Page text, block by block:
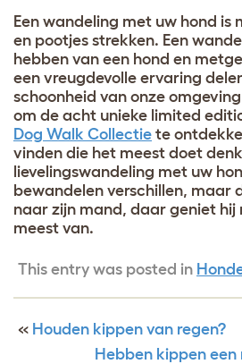
Een wandeling met uw hond is
en pootjes strekken. Een
hebben van een hond en
een vreugdevolle ervaring
schoonheid van onze
om de acht unieke limited
Dog Walk Collectie te
vinden die het meest doet
lievelingswandeling met uw
bewandelen verschillen, maar
naar zijn mand, daar geniet hij
meest van.
This entry was posted in
« Houden kippen van regen?
Hebben kippen